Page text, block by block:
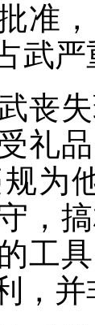
，
武
失
礼
为
，
工
，